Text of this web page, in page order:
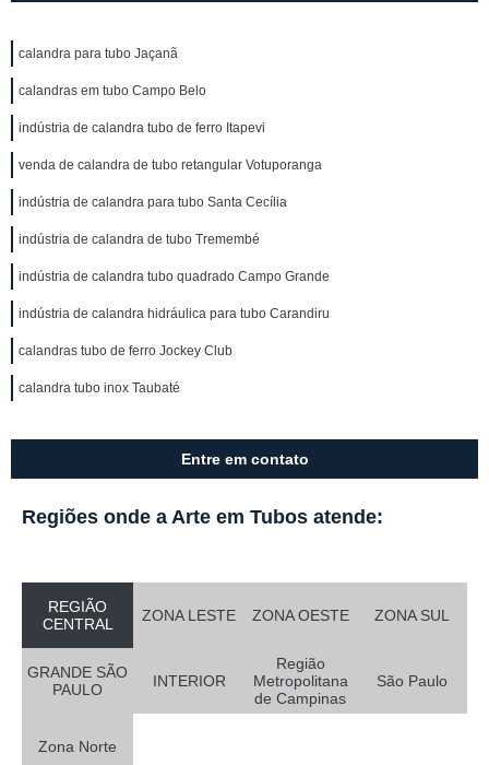
calandra para tubo Jaçanã
calandras em tubo Campo Belo
indústria de calandra tubo de ferro Itapevi
venda de calandra de tubo retangular Votuporanga
indústria de calandra para tubo Santa Cecília
indústria de calandra de tubo Tremembé
indústria de calandra tubo quadrado Campo Grande
indústria de calandra hidráulica para tubo Carandiru
calandras tubo de ferro Jockey Club
calandra tubo inox Taubaté
Entre em contato
Regiões onde a Arte em Tubos atende:
REGIÃO
CENTRAL
ZONA LESTE ZONA OESTE ZONA SUL
GRANDE SÃO
PAULO
INTERIOR
Região
Metropolitana
de Campinas
São Paulo
Zona Norte